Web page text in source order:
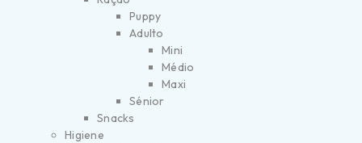
Puppy
Adulto
Mini
Médio
Maxi
Sénior
Snacks
Higiene